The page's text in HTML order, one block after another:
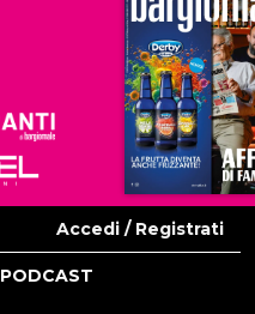
Ristoranti
Accedi / Registrati
PODCAST